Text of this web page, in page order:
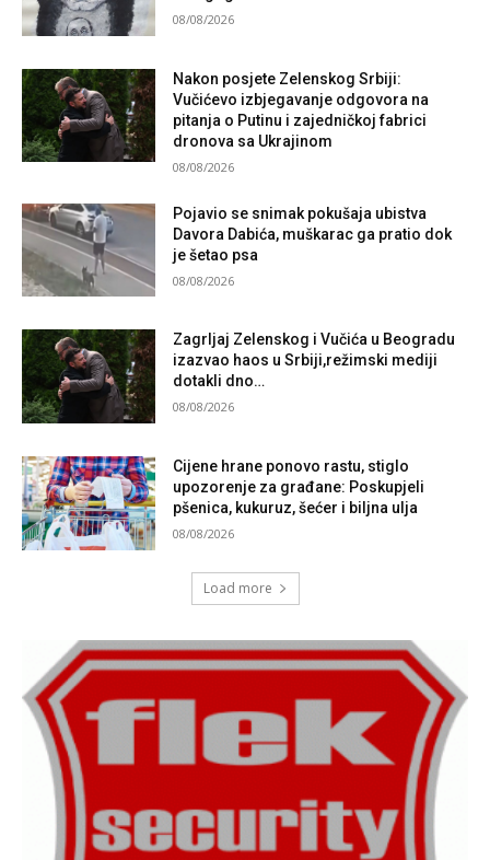
08/08/2026
Nakon posjete Zelenskog Srbiji:
Vučićevo izbjegavanje odgovora na
pitanja o Putinu i zajedničkoj fabrici
dronova sa Ukrajinom
08/08/2026
Pojavio se snimak pokušaja ubistva
Davora Dabića, muškarac ga pratio dok
je šetao psa
08/08/2026
Zagrljaj Zelenskog i Vučića u Beogradu
izazvao haos u Srbiji,režimski mediji
dotakli dno…
08/08/2026
Cijene hrane ponovo rastu, stiglo
upozorenje za građane: Poskupjeli
pšenica, kukuruz, šećer i biljna ulja
08/08/2026
Load more